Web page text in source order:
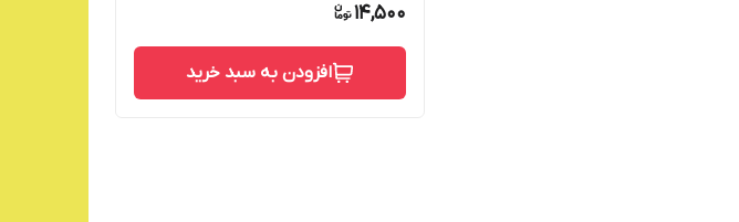
14,500
افزودن به سبد خرید